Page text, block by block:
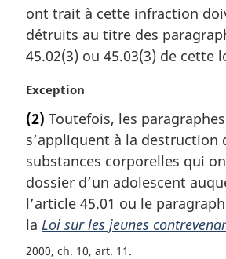
a
l
e
ont trait à cette infraction
détruits au titre des
45.02(3) ou 45.03(3) de cette
N
t
e
m
a
r
g
i
n
Exception
(2) Toutefois, les
s’appliquent à la destruction
substances corporelles qui
dossier d’un adolescent
l’article 45.01 ou le
la Loi sur les jeunes
2000, ch. 10, art. 11